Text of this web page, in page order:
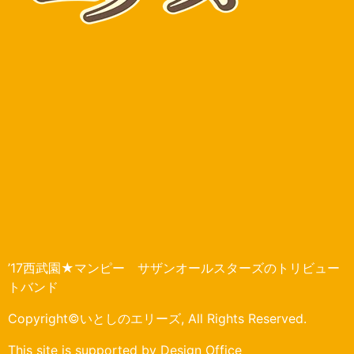
’17西武園★マンピー サザンオールスターズのトリビュー
トバンド
Copyright©いとしのエリーズ, All Rights Reserved.
This site is supported by Design Office